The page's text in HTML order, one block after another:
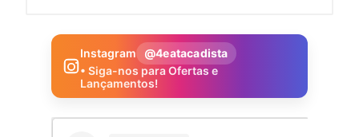
Instagram
@4eatacadista
• Siga-nos para Ofertas e
Lançamentos!